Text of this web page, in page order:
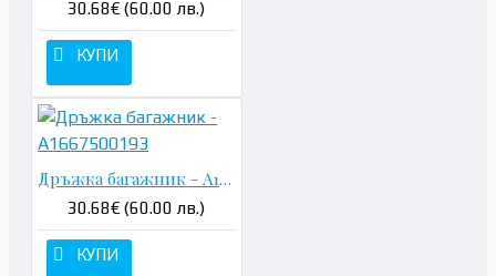
30.68€ (60.00 лв.)
КУПИ
Дръжка багажник - A1667500193
30.68€ (60.00 лв.)
КУПИ